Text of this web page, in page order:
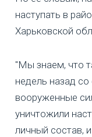
наступать в
Харьковской
"Мы знаем, что
недель назад
вооруженные
уничтожили
личный состав,